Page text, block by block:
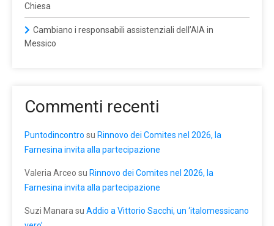
Chiesa
Cambiano i responsabili assistenziali dell’AIA in
Messico
Commenti recenti
Puntodincontro su Rinnovo dei Comites nel 2026, la
Farnesina invita alla partecipazione
Valeria Arceo su Rinnovo dei Comites nel 2026, la
Farnesina invita alla partecipazione
Suzi Manara su Addio a Vittorio Sacchi, un ‘italomessicano